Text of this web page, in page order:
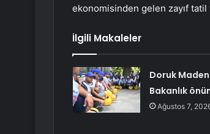
ekonomisinden gelen zayıf
İlgili Makaleler
Doruk
Bakanlık
Ağustos 7,